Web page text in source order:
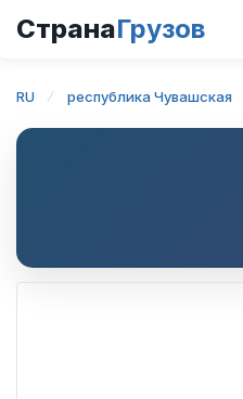
СтранаГрузов
RU республика Чувашская